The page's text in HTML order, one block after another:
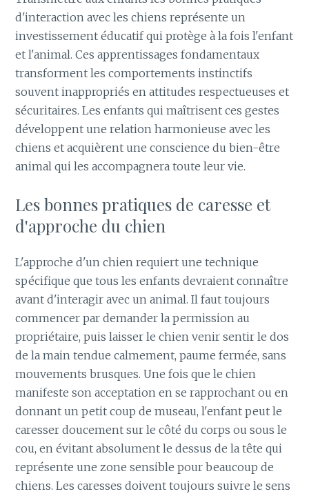
d'interaction avec les chiens représente un
investissement éducatif qui protège à la fois l'enfant
et l'animal. Ces apprentissages fondamentaux
transforment les comportements instinctifs
souvent inappropriés en attitudes respectueuses et
sécuritaires. Les enfants qui maîtrisent ces gestes
développent une relation harmonieuse avec les
chiens et acquièrent une conscience du bien-être
animal qui les accompagnera toute leur vie.
Les bonnes pratiques de caresse et
d'approche du chien
L'approche d'un chien requiert une technique
spécifique que tous les enfants devraient connaître
avant d'interagir avec un animal. Il faut toujours
commencer par demander la permission au
propriétaire, puis laisser le chien venir sentir le dos
de la main tendue calmement, paume fermée, sans
mouvements brusques. Une fois que le chien
manifeste son acceptation en se rapprochant ou en
donnant un petit coup de museau, l'enfant peut le
caresser doucement sur le côté du corps ou sous le
cou, en évitant absolument le dessus de la tête qui
représente une zone sensible pour beaucoup de
chiens. Les caresses doivent toujours suivre le sens